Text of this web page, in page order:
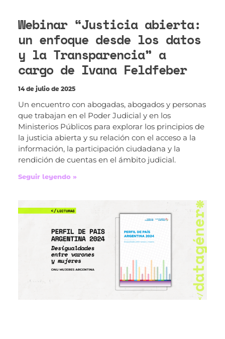
Webinar “Justicia abierta:
un enfoque desde los datos
y la Transparencia” a
cargo de Ivana Feldfeber
14 de julio de 2025
Un encuentro con abogadas, abogados y personas
que trabajan en el Poder Judicial y en los
Ministerios Públicos para explorar los principios de
la justicia abierta y su relación con el acceso a la
información, la participación ciudadana y la
rendición de cuentas en el ámbito judicial.
Seguir leyendo »